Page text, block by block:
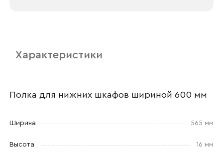
Характеристики
Полка для нижних шкафов шириной 600 мм
Ширина 565 мм
Высота 16 мм
Номер телефона